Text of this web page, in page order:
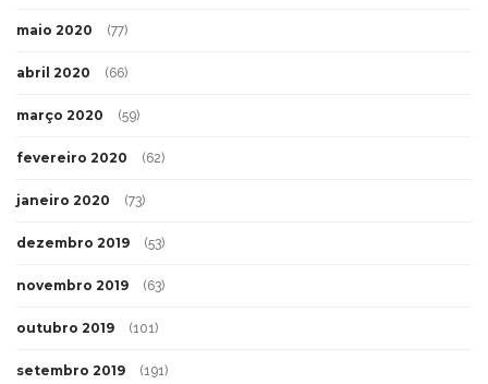
maio 2020 (77)
abril 2020 (66)
março 2020 (59)
fevereiro 2020 (62)
janeiro 2020 (73)
dezembro 2019 (53)
novembro 2019 (63)
outubro 2019 (101)
setembro 2019 (191)